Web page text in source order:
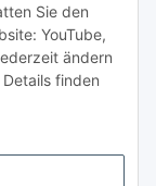
Sie den
YouTube,
ändern
finden